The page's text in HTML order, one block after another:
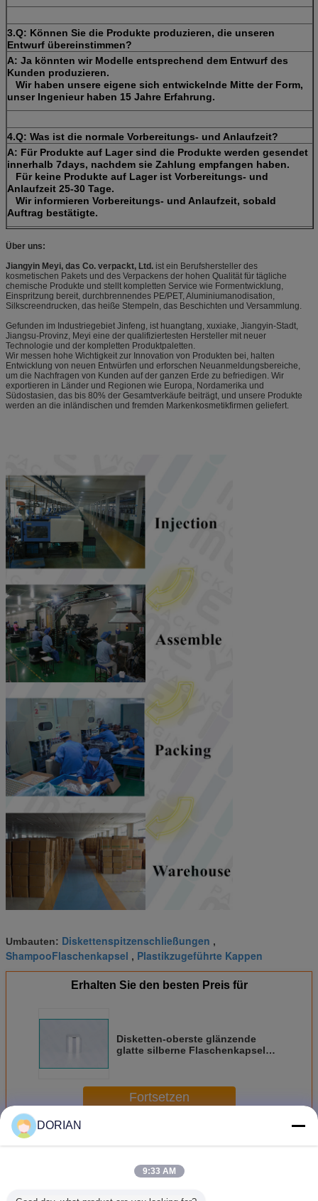
3.Q: Können Sie die Produkte produzieren, die unseren
Entwurf übereinstimmen?
A: Ja könnten wir Modelle entsprechend dem Entwurf des
Kunden produzieren.
Wir haben unsere eigene sich entwickelnde Mitte der Form,
unser Ingenieur haben 15 Jahre Erfahrung.
4.Q: Was ist die normale Vorbereitungs- und Anlaufzeit?
A: Für Produkte auf Lager sind die Produkte werden gesendet
innerhalb 7days, nachdem sie Zahlung empfangen haben.
Für keine Produkte auf Lager ist Vorbereitungs- und
Anlaufzeit 25-30 Tage.
Wir informieren Vorbereitungs- und Anlaufzeit, sobald
Auftrag bestätigte.
5.Q: Wie steuern Sie die Qualität?
A: Unsere QC-Kontrolle die Waren für 3mal bevor dem
Verpacken.
Gibt es eine minimale Auftragsanforderung?
A:Wegen der täglichen Produktionskapazität ist sehr enorm
und Verschiffenfracht, nehmen wir nicht kleine Aufträge an.
Unsere Mindestbestellmenge ist 10.000 PC pro Modell, aber
wir können helfen, einige Farben für Wahl zu tun.
Es wird empfohlen, damit Sie 20" GP oder 40" HC bestellen,
zum des Stückpreises und der Verschiffenkosten zu
verringern.
Über uns:
Jiangyin Meyi, das Co. verpackt, Ltd. ist ein Berufshersteller des
kosmetischen Pakets und des Verpackens der hohen Qualität für tägliche
chemische Produkte und stellt kompletten Service wie Formentwicklung,
Einspritzung bereit, durchbrennendes PE/PET, Aluminiumanodisation,
Silkscreendrucken, das heiße Stempeln, das Beschichten und Versammlung.
Gefunden im Industriegebiet Jinfeng, ist huangtang, xuxiake, Jiangyin-Stadt,
Jiangsu-Provinz, Meyi eine der qualifiziertesten Hersteller mit neuer
Technologie und der kompletten Produktpaletten.
Wir messen hohe Wichtigkeit zur Innovation von Produkten bei, halten
Entwicklung von neuen Entwürfen und erforschen Neuanmeldungsbereiche,
um die Nachfragen von Kunden auf der ganzen Erde zu befriedigen. Wir
exportieren in Länder und Regionen wie Europa, Nordamerika und
Südostasien, das bis 80% der Gesamtverkäufe beiträgt, und unsere Produkte
werden an die inländischen und fremden Markenkosmetikfirmen geliefert.
Umbauten: Diskettenspitzenschließungen ,
ShampooFlaschenkapsel , Plastikzugeführte Kappen
Erhalten Sie den besten Preis für
Disketten-oberste glänzende
glatte silberne Flaschenkapsel
Fortsetzen
Mehr
DORIAN
9:33 AM